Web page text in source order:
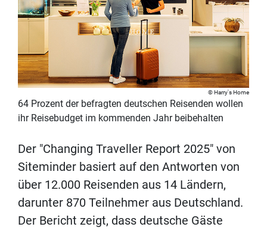
Harry's Home
64 Prozent der befragten deutschen Reisenden wollen
ihr Reisebudget im kommenden Jahr beibehalten
Der "Changing Traveller Report 2025" von
Siteminder basiert auf den Antworten von
über 12.000 Reisenden aus 14 Ländern,
darunter 870 Teilnehmer aus Deutschland.
Der Bericht zeigt, dass deutsche Gäste